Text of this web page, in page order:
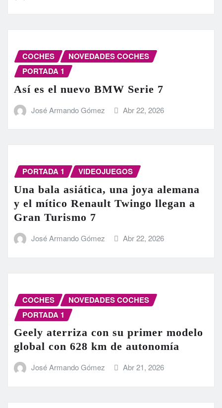
COCHES
NOVEDADES COCHES
PORTADA 1
Así es el nuevo BMW Serie 7
José Armando Gómez Abr 22, 2026
PORTADA 1 VIDEOJUEGOS
Una bala asiática, una joya alemana
y el mítico Renault Twingo llegan a
Gran Turismo 7
José Armando Gómez Abr 22, 2026
COCHES
NOVEDADES COCHES
PORTADA 1
Geely aterriza con su primer modelo
global con 628 km de autonomía
José Armando Gómez Abr 21, 2026